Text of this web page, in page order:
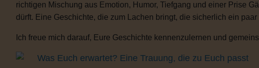
richtigen Mischung aus Emotion, Humor, Tiefgang und einer Prise
dürft. Eine Geschichte, die zum Lachen bringt, die sicherlich ein
Ich freue mich darauf, Eure Geschichte kennenzulernen und
Was Euch erwartet? Eine Trauung, die zu Euch passt